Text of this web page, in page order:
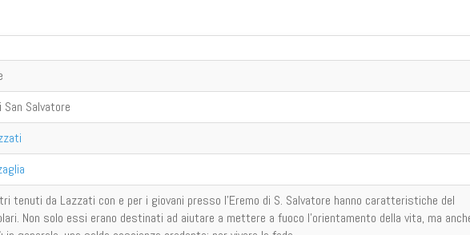
Salvatore
tenuti da Lazzati con e per i giovani presso l'Eremo di S. Salvatore hanno caratteristiche del
Non solo essi erano destinati ad aiutare a mettere a fuoco l'orientamento della vita, ma